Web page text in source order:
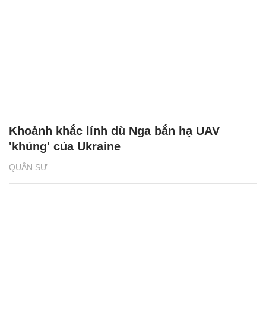
QUÂN SỰ
Khoảnh khắc lính dù Nga bắn hạ UAV
'khủng' của Ukraine